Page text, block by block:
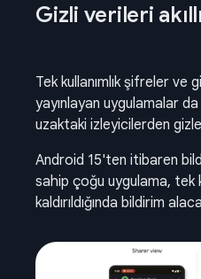
Gizli verileri
Tek kullanımlık şifreler ve
yayınlayan uygulamalar da
uzaktaki izleyicilerden
Android 15'ten itibaren
sahip çoğu uygulama, tek
kaldırıldığında bildirim